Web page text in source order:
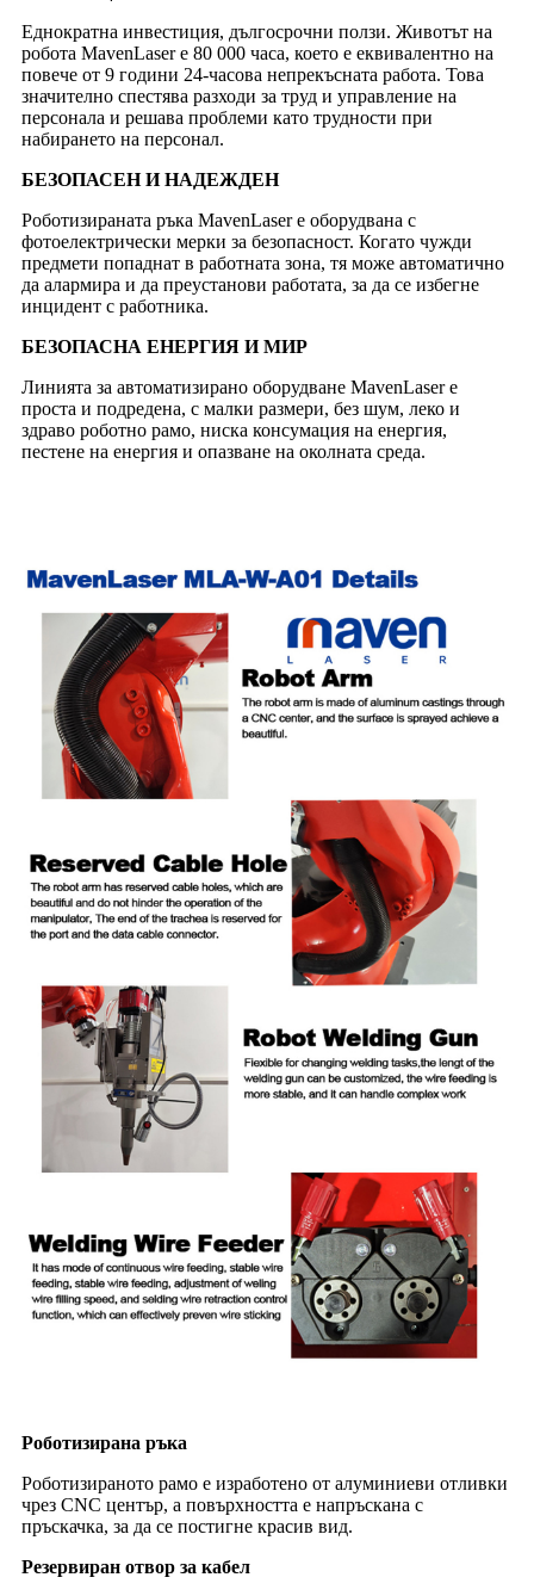
Еднократна инвестиция, дългосрочни ползи. Животът на
робота MavenLaser е 80 000 часа, което е еквивалентно на
повече от 9 години 24-часова непрекъсната работа. Това
значително спестява разходи за труд и управление на
персонала и решава проблеми като трудности при
набирането на персонал.
БЕЗОПАСЕН И НАДЕЖДЕН
Роботизираната ръка MavenLaser е оборудвана с
фотоелектрически мерки за безопасност. Когато чужди
предмети попаднат в работната зона, тя може автоматично
да алармира и да преустанови работата, за да се избегне
инцидент с работника.
БЕЗОПАСНА ЕНЕРГИЯ И МИР
Линията за автоматизирано оборудване MavenLaser е
проста и подредена, с малки размери, без шум, леко и
здраво роботно рамо, ниска консумация на енергия,
пестене на енергия и опазване на околната среда.
Роботизирана ръка
Роботизираното рамо е изработено от алуминиеви отливки
чрез CNC център, а повърхността е напръскана с
пръскачка, за да се постигне красив вид.
Резервиран отвор за кабел